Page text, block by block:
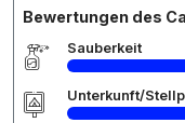
Bewertungen des
Sauberkeit
Unterkunft/